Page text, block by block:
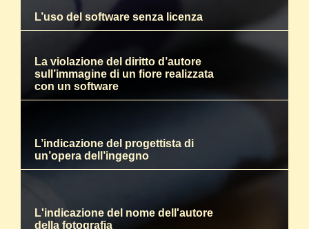
L’uso del software senza licenza
La violazione del diritto d’autore
sull’immagine di un fiore realizzata
con un software
L’indicazione del progettista di
un’opera dell’ingegno
L'indicazione del nome dell'autore
della fotografia